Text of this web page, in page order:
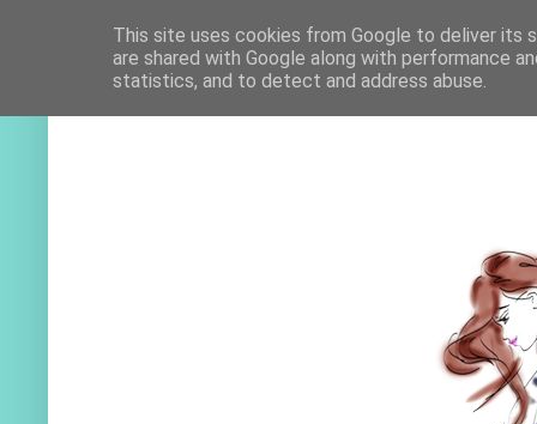
This site uses cookies from Google to deliver its
are shared with Google along with performance
statistics, and to detect and address abuse.